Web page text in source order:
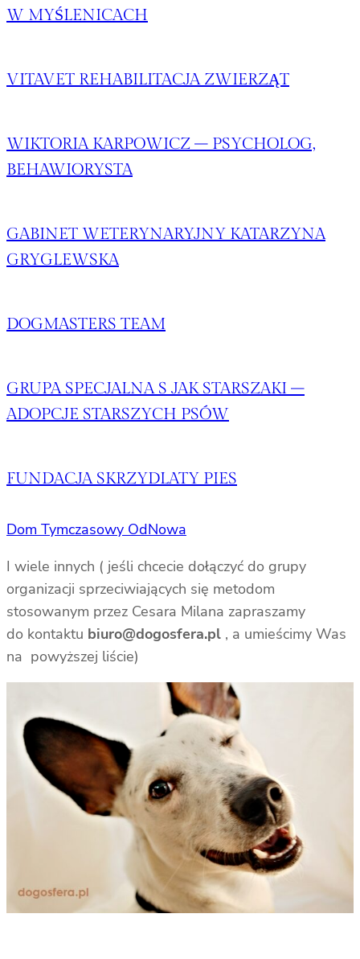
W MYŚLENICACH
VITAVET REHABILITACJA ZWIERZĄT
WIKTORIA KARPOWICZ – PSYCHOLOG,
BEHAWIORYSTA
GABINET WETERYNARYJNY KATARZYNA
GRYGLEWSKA
DOGMASTERS TEAM
GRUPA SPECJALNA S JAK STARSZAKI –
ADOPCJE STARSZYCH PSÓW
FUNDACJA SKRZYDLATY PIES
Dom Tymczasowy OdNowa
I wiele innych ( jeśli chcecie dołączyć do grupy
organizacji sprzeciwiających się metodom
stosowanym przez Cesara Milana zapraszamy
do kontaktu biuro@dogosfera.pl , a umieścimy Was
na powyższej liście)